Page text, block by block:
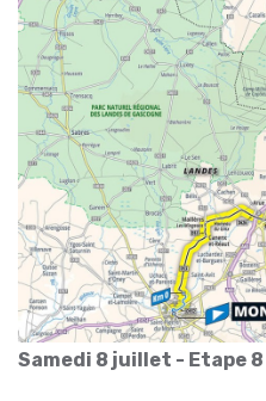
Samedi 8 juillet - Etape